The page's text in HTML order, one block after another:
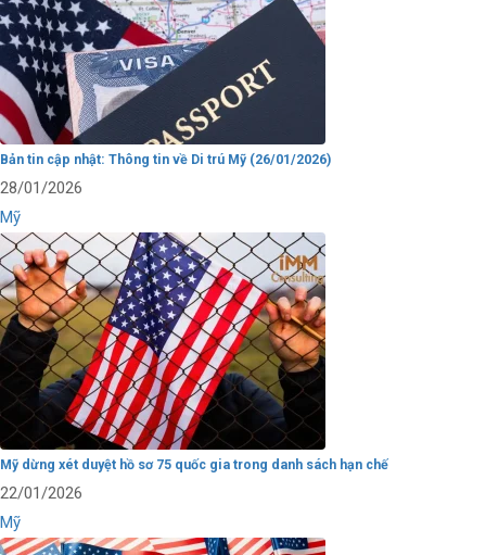
Bản tin cập nhật: Thông tin về Di trú Mỹ (26/01/2026)
28/01/2026
Mỹ
Mỹ dừng xét duyệt hồ sơ 75 quốc gia trong danh sách hạn chế
22/01/2026
Mỹ